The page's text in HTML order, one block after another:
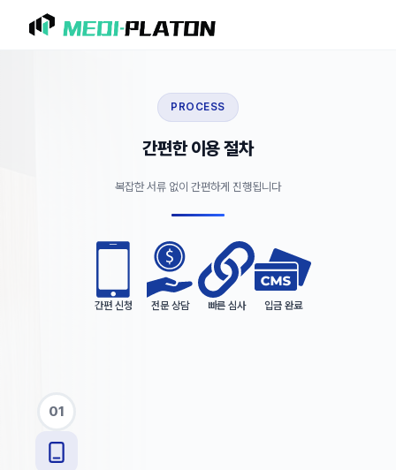
PROCESS
간편한 이용 절차
복잡한 서류 없이 간편하게 진행됩니다
간편 신청 전문 상담 빠른 심사 입금 완료
01